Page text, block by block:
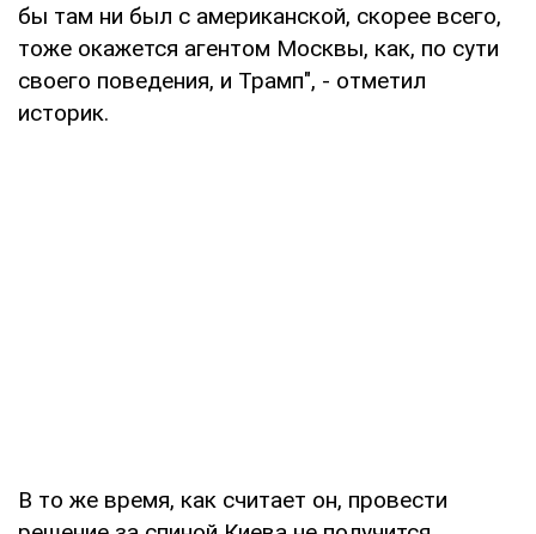
бы там ни был с американской, скорее всего,
тоже окажется агентом Москвы, как, по сути
своего поведения, и Трамп", - отметил
историк.
В то же время, как считает он, провести